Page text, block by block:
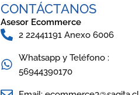
CONTÁCTANOS
Asesor Ecommerce
2 22441191 Anexo 6006
Whatsapp y Teléfono :
56944390170